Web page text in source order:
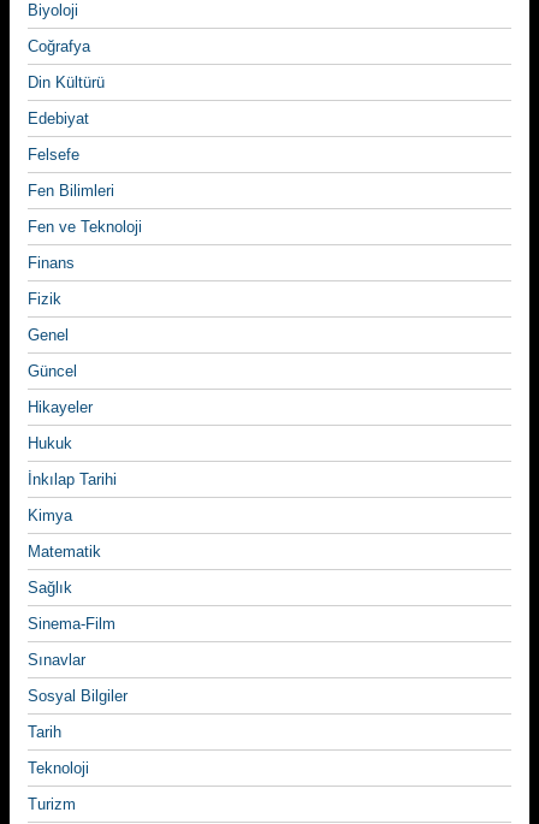
Biyoloji
Coğrafya
Din Kültürü
Edebiyat
Felsefe
Fen Bilimleri
Fen ve Teknoloji
Finans
Fizik
Genel
Güncel
Hikayeler
Hukuk
İnkılap Tarihi
Kimya
Matematik
Sağlık
Sinema-Film
Sınavlar
Sosyal Bilgiler
Tarih
Teknoloji
Turizm